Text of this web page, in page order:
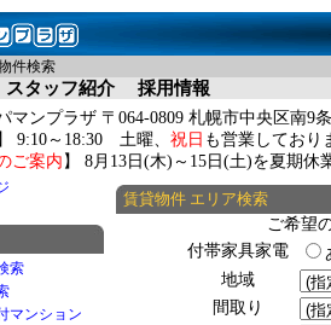
件検索
スタッフ紹介 採用情報
マンプラザ 〒064-0809 札幌市中央区南9
9:10～18:30 土曜、 祝日 も営業しており
ご案内 】 8月13日(木)～15日(土)を夏期休
賃貸物件 エリア検索
ご希望
付帯家具家電
地域
間取り
索
マンション